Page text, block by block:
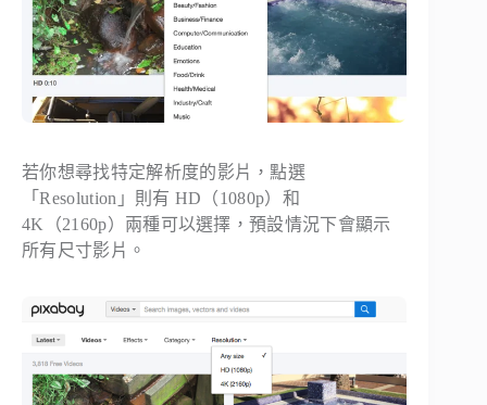
若你想尋找特定解析度的影片，點選
「Resolution」則有 HD（1080p）和
4K（2160p）兩種可以選擇，預設情況下會顯示
所有尺寸影片。